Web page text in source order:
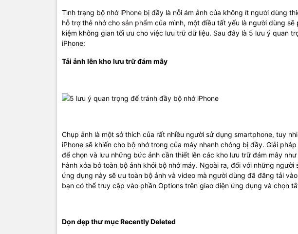
Tình trạng bộ nhớ iPhone bị đầy là nỗi ám ảnh của không ít người dùng
hỗ trợ thẻ nhớ cho sản phẩm của mình, một điều tất yếu là người dùng
kiệm không gian tối ưu cho việc lưu trữ dữ liệu. Sau đây là 5 lưu ý quan
iPhone:
Tải ảnh lên kho lưu trữ đám mây
Chụp ảnh là một sở thích của rất nhiều người sử dụng smartphone, tuy
iPhone sẽ khiến cho bộ nhớ trong của máy nhanh chóng bị đầy. Giải
để chọn và lưu những bức ảnh cần thiết lên các kho lưu trữ đám mây
hành xóa bỏ toàn bộ ảnh khỏi bộ nhớ máy. Ngoài ra, đối với những
ứng dụng này sẽ ưu toàn bộ ảnh và video mà người dùng đã đăng tải
bạn có thể truy cập vào phần Options trên giao diện ứng dụng và chọn
Dọn dẹp thư mục Recently Deleted